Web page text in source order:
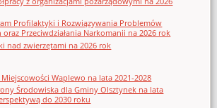
Profilaktyki i Rozwiązywania Problemów
Przeciwdziałania Narkomanii na 2026 rok
nad zwierzętami na 2026 rok
Waplewo na lata 2021-2028
Środowiska dla Gminy Olsztynek na lata
do 2030 roku